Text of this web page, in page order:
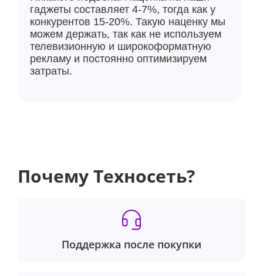
гаджеты составляет 4-7%, тогда как у
конкурентов 15-20%. Такую наценку мы
можем держать, так как не используем
телевизионную и широкоформатную
рекламу и постоянно оптимизируем
затраты.
Почему Техносеть?
Поддержка после покупки